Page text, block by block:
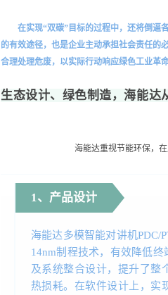
在实现“双碳”目标的过程中，还将倒逼
的有效途径，也是企业主动承担社会责任的
合理处理危废，以实际行动响应绿色工业革
生态设计、绿色制造，海能达
海能达重视节能环保，
1、产品设计
海能达多模智能对讲机PDC/
14nm制程技术，有效降低
及系统整合设计，提升了整
热损耗。在软件设计上，实